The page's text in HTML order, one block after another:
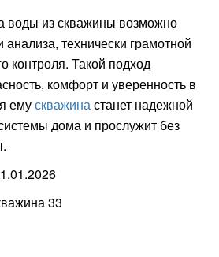
воды из скважины возможно
анализа, технически грамотной
контроля. Такой подход
комфорт и уверенность в
емускважинастанет надежной
дома и прослужит без
33